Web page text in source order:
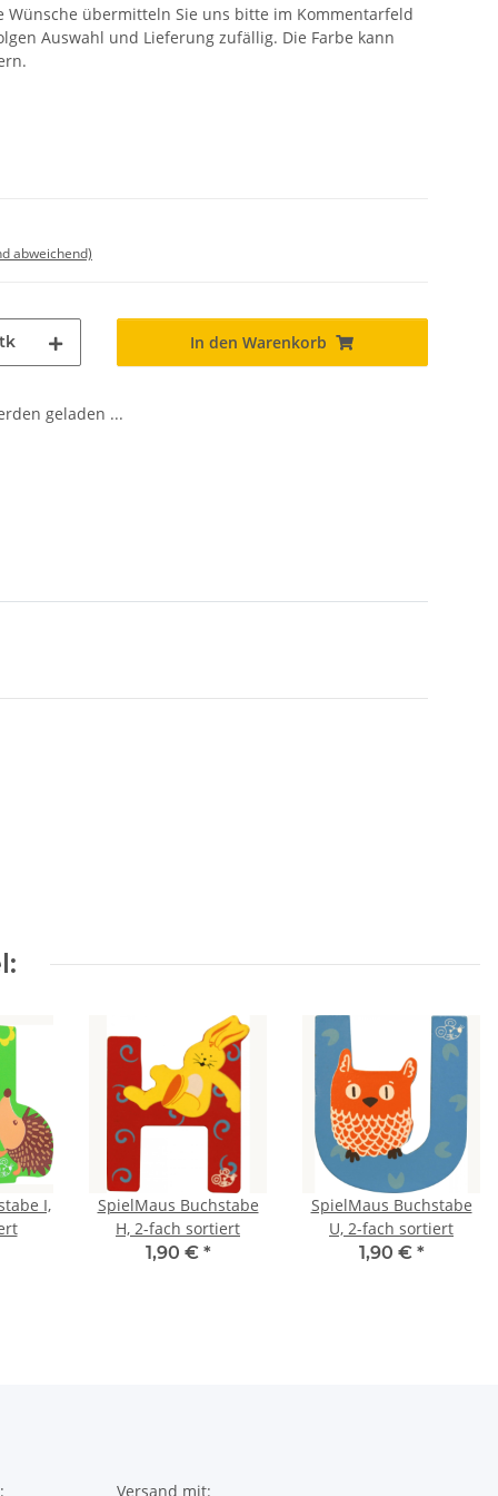
Wünsche übermitteln Sie uns bitte im Kommentarfeld
Auswahl und Lieferung zufällig. Die Farbe kann
abweichend)
In den Warenkorb
geladen ...
I,
SpielMaus Buchstabe
H, 2-fach sortiert
1,90 € *
SpielMaus Buchstabe
U, 2-fach sortiert
1,90 € *
Versand mit: